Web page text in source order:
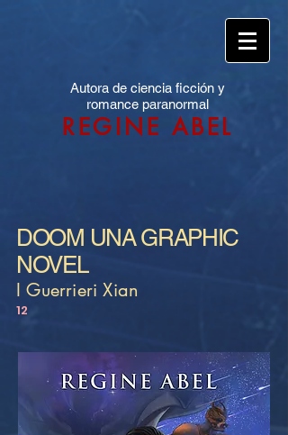
Autora de ciencia ficción y
romance paranormal
REGINE ABEL
DOOM UNA GRAPHIC
NOVEL
I Guerrieri Xian
12